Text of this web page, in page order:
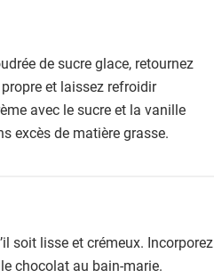
de sucre glace, retournez
et laissez refroidir
avec le sucre et la vanille
excès de matière grasse.
soit lisse et crémeux. Incorporez
chocolat au bain-marie.